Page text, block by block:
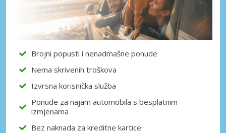
Brojni popusti i nenadmašne ponude
Nema skrivenih troškova
Izvrsna korisnička služba
Ponude za najam automobila s besplatnim
izmjenama
Bez naknada za kreditne kartice